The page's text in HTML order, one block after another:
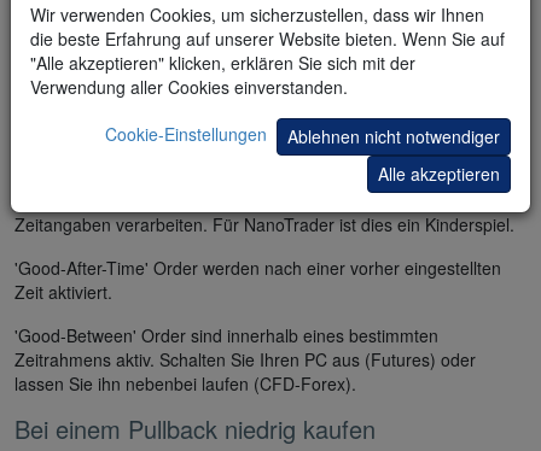
Dieser Trader hat drei Indikatoren auf „Einstimmigkeit“ eingestellt.
Wenn alle drei Indikatoren übereinstimmen, wird eine Position
gekauft. Die Order kann automatisch oder nach Genehmigung
Sehen Sie sich dieses Video an.
Nur sehr wenige Trading-Plattformen können Order mit
Zeitangaben verarbeiten. Für NanoTrader ist dies ein Kinderspiel.
'Good-After-Time' Order werden nach einer vorher eingestellten
Zeit aktiviert.
'Good-Between' Order sind innerhalb eines bestimmten
Zeitrahmens aktiv. Schalten Sie Ihren PC aus (Futures) oder
lassen Sie ihn nebenbei laufen (CFD-Forex).
Bei einem Pullback niedrig kaufen
Wir verwenden Cookies, um sicherzustellen, dass wir Ihnen
die beste Erfahrung auf unserer Website bieten. Wenn Sie auf
"Alle akzeptieren" klicken, erklären Sie sich mit der
Verwendung aller Cookies einverstanden.
Cookie-Einstellungen
Ablehnen nicht notwendiger
Alle akzeptieren